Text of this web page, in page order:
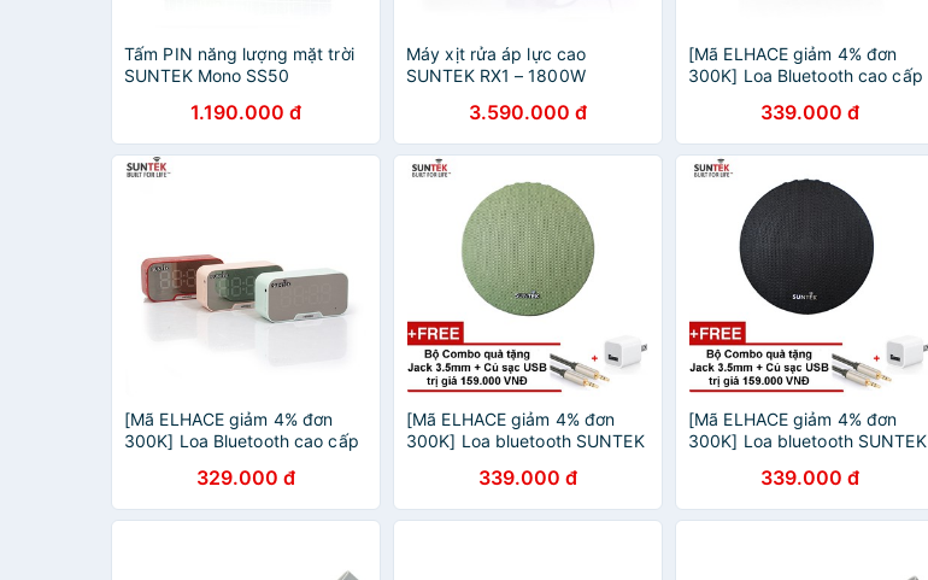
Tấm PIN năng lượng mặt trời
SUNTEK Mono SS50
1.190.000 đ
Máy xịt rửa áp lực cao
SUNTEK RX1 – 1800W
3.590.000 đ
[Mã ELHACE giảm 4% đơn
300K] Loa Bluetooth cao cấp
339.000 đ
[Mã ELHACE giảm 4% đơn
300K] Loa Bluetooth cao cấp
Đồng hồ, máy đo nhiệt độ
329.000 đ
[Mã ELHACE giảm 4% đơn
300K] Loa bluetooth SUNTEK
phòng (Xanh)339.000 đ
[Mã ELHACE giảm 4% đơn
300K] Loa bluetooth SUNTEK
phòng (Đen)339.000 đ